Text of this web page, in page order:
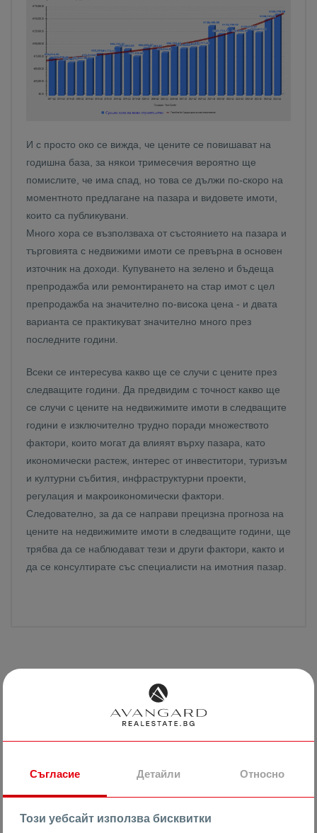
И с просто око се вижда, че цените се повишават на
годишна база, за някои тримесечия вероятно ще
помислите, че има спад, но това се дължи по-скоро на
моментното предлагане на пазара и видовете имоти,
които са публикувани.
Много хора се възползваха от състоянието на пазара и
търговията с недвижими имоти се превърна в основен
източник на доходи. Купуването на зелено и бъдеща
препродажба или ремонтирането на стар имот с цел
препродажба на значително по-висока цена - и двата
варианта се практикуват значително много през
последните години.
Всеки се интересува какво ще се случи с цените през
следващите години. Да предвидим с точност какво ще
се случи с цените на недвижимите имоти в следващите
години е изключително трудно поради множеството
фактори, които могат да влияят върху пазара, като
икономически растеж, интерес от инвеститори, туризъм
и културни събития, инфраструктурни проекти,
регулация и макроикономически фактори.
Следователно, за да се направи прецизна прогноза на
цените на недвижимите имоти в следващите години, ще
трябва да се наблюдават тези и други фактори, както и
да се консултирате със специалисти на имотния пазар.
Съгласие Детайли Относно
Този уебсайт използва бисквитки